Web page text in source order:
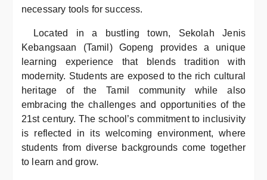
necessary tools for success.
Located in a bustling town, Sekolah Jenis
Kebangsaan (Tamil) Gopeng provides a unique
learning experience that blends tradition with
modernity. Students are exposed to the rich cultural
heritage of the Tamil community while also
embracing the challenges and opportunities of the
21st century. The school’s commitment to inclusivity
is reflected in its welcoming environment, where
students from diverse backgrounds come together
to learn and grow.